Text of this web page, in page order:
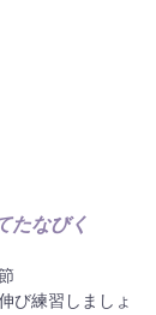
たなびく
び練習しましょ